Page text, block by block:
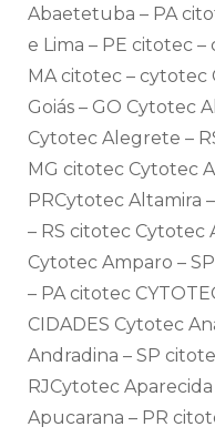
Abaetetuba – PA
e Lima – PE citotec
MA citotec – cytotec
Goiás – GO Cytotec
Cytotec Alegrete –
MG citotec Cytotec
PRCytotec Altamira
– RS citotec Cytotec
Cytotec Amparo –
– PA citotec
CIDADES Cytotec
Andradina – SP
RJCytotec
Apucarana – PR